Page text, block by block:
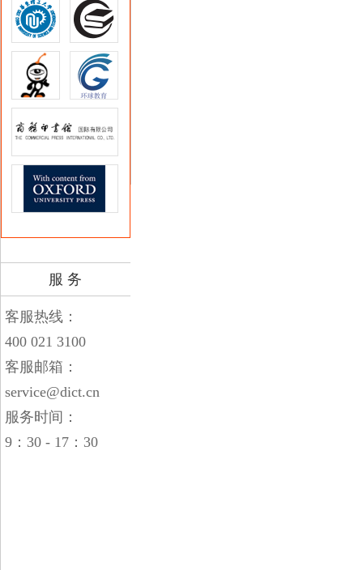
服 务
客服热线：
400 021 3100
客服邮箱：
service@dict.cn
服务时间：
9：30 - 17：30